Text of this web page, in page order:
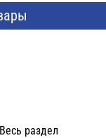
Весь раздел